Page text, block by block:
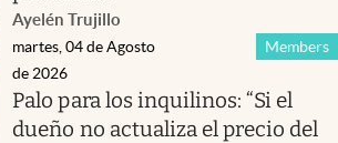
Ayelén Trujillo
Members
martes, 04 de Agosto
de 2026
Palo para los inquilinos: “Si el
dueño no actualiza el precio del